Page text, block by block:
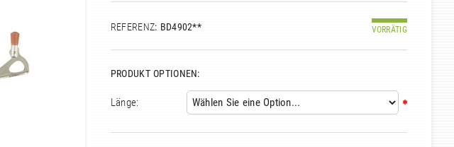
REFERENZ: BD4902** VORRÄTIG
PRODUKT OPTIONEN:
Länge: